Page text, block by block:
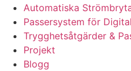
Automatiska
Passersystem för
Trygghetsåtgärder &
Projekt
Blogg